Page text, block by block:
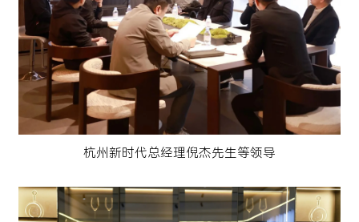
杭州新时代总经理倪杰先生等领导